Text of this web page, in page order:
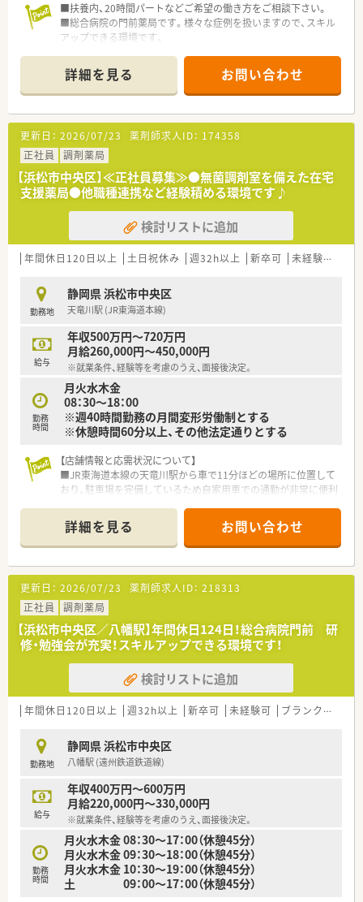
がん診療連携拠点病院等との密な連携を行いつつ、より高度な薬
学管理や、
高い専門性が求められる特殊な調剤に対応できる専門医療機関
連携薬局も取得しています。
本社から業界動向などの情報が常に発信されており、患者様や医
療機関と信頼関係を築きやすい体制があるのも認定薬局が増え
ている理由の1つです。
★安心して働ける環境と福利厚生制度
年間休日が「126日相当時間」と業界トップクラスのさくら薬局
では産休・育休の希望取得率も100％！長く働き続けるための環
境づくりを考え、ライフステージに応じた福利厚生をご用意して
います。
また、患者さまへの想いをカタチにする「リトルチャレンジ制
度」では「現場主義」を念頭に、
地域・店舗ごとに異なる患者さまのニーズやスタッフの思いを実
現する取り組みも行っています。
入社後もひとりひとりの薬剤師像に近しい多彩なキャリアステ
こうした働きやすい環境づくりに力を入れている『さくら薬局グ
ループ』でご活躍されてみませんか？
■扶養内、20時間パートなどご希望の働き方をご相談下さい。
■総合病院の門前薬局です。様々な症例を扱いますので、スキル
アップできる環境です。
■薬剤師常時複数体制です。急なお休みも相談しやすい環境で
す。
■大手企業で、福利厚生・教育研修制度などが充実しています。
■実際にお仕事をしながら入社を見極めて頂ける【紹介予定派
遣】もお選び頂けます。
詳細を見る お問い合わせ
更新日： 2026/07/23 薬剤師求人ID： 174358
正社員
調剤薬局
【浜松市中央区】≪正社員募集≫●無菌調剤室を備えた在宅
支援薬局●他職種連携など経験積める環境です♪
検討リストに追加
年間休日120日以上 土日祝休み 週32h以上 新卒可 未経験可
勤務地
静岡県 浜松市中央区
天竜川駅 (JR東海道本線)
給与
年収500万円～720万円
月給260,000円～450,000円
※就業条件、経験等を考慮のうえ、面接後決定。
勤務
時間
月火水木金
08：30～18：00
※週40時間勤務の月間変形労働制とする
※休憩時間60分以上、その他法定通りとする
【店舗情報と応需状況について】
■JR東海道本線の天竜川駅から車で11分ほどの場所に位置して
おり、駐車場を完備しているため自家用車での通勤が非常に便利
■総合病院の門前薬局として総合科目の処方箋を1日平均40枚
ほど応需しており、高度で幅広い薬学的知識を習得できる環境で
す。
■薬剤師は常勤3名とパート1名の体制で、事務スタッフとも緊
密に連携しながら、患者様一人ひとりに手厚いケアを実践してい
ます。
【法人特徴について】
■1981年の創業以来、浜松エリアに特化して地域密着型の運営
を続けており、1,000年続く企業を目指す安定した経営基盤が自
慢です。
■「緑の葉」を意味する社名の通り、店舗カラーには緑を強調し
た清潔感のある造りを採用し、地域住民に親しまれる運営を行っ
ています。
するなど、薬剤師が専門業務に特化できる先進的な環境を整えて
います。
【求人情報について】
■正社員の勤務薬剤師として想定年収は500万円から720万円と
幅広く、これまでの経験やスキルを正当に評価して給与を決定し
ます。
■住宅補助制度として単身者限定で月額45,000円までの補助が
用意されており、遠方から転居を希望される方の生活を支援しま
す。
■完全週休2日制で年間休日数は123日を確保しており、仕事と
詳細を見る お問い合わせ
更新日： 2026/07/23 薬剤師求人ID： 218313
正社員
調剤薬局
【浜松市中央区／八幡駅】年間休日124日！総合病院門前 研
修・勉強会が充実！スキルアップできる環境です！
検討リストに追加
年間休日120日以上 週32h以上 新卒可 未経験可 ブランク可
勤務地
静岡県 浜松市中央区
八幡駅 (遠州鉄道鉄道線)
給与
年収400万円～600万円
月給220,000円～330,000円
※就業条件、経験等を考慮のうえ、面接後決定。
勤務
時間
月火水木金 08：30～17：00（休憩45分）
月火水木金 09：30～18：00（休憩45分）
月火水木金 10：30～19：00（休憩45分）
土 09：00～17：00（休憩45分）